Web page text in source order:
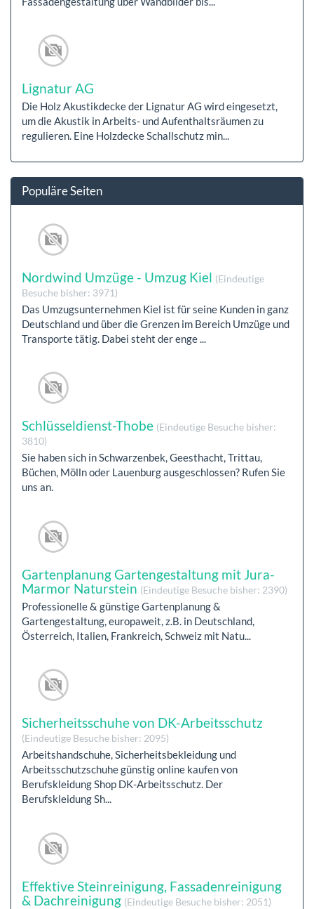
Lignatur AG
Die Holz Akustikdecke der Lignatur AG wird eingesetzt,
um die Akustik in Arbeits- und Aufenthaltsräumen zu
regulieren. Eine Holzdecke Schallschutz min...
Populäre Seiten
Nordwind Umzüge - Umzug Kiel (Eindeutige
Besuche bisher: 3971)
Das Umzugsunternehmen Kiel ist für seine Kunden in ganz
Deutschland und über die Grenzen im Bereich Umzüge und
Transporte tätig. Dabei steht der enge ...
Schlüsseldienst-Thobe (Eindeutige Besuche bisher:
3810)
Sie haben sich in Schwarzenbek, Geesthacht, Trittau,
Büchen, Mölln oder Lauenburg ausgeschlossen? Rufen Sie
uns an.
Gartenplanung Gartengestaltung mit Jura-
Marmor Naturstein (Eindeutige Besuche bisher: 2390)
Professionelle & günstige Gartenplanung &
Gartengestaltung, europaweit, z.B. in Deutschland,
Österreich, Italien, Frankreich, Schweiz mit Natu...
Sicherheitsschuhe von DK-Arbeitsschutz
(Eindeutige Besuche bisher: 2095)
Arbeitshandschuhe, Sicherheitsbekleidung und
Arbeitsschutzschuhe günstig online kaufen von
Berufskleidung Shop DK-Arbeitsschutz. Der
Berufskleidung Sh...
Effektive Steinreinigung, Fassadenreinigung
& Dachreinigung (Eindeutige Besuche bisher: 2051)